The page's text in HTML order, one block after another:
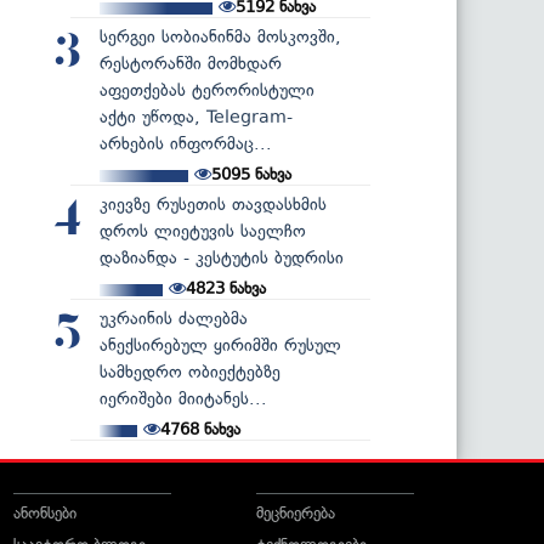
5192 ნახვა
3
სერგეი სობიანინმა მოსკოვში,
რესტორანში მომხდარ
აფეთქებას ტერორისტული
აქტი უწოდა, Telegram-
არხების ინფორმაც...
5095ნახვა
4
კიევზე რუსეთის თავდასხმის
დროს ლიეტუვის საელჩო
დაზიანდა - კესტუტის ბუდრისი
4823ნახვა
5
უკრაინის ძალებმა
ანექსირებულ ყირიმში რუსულ
სამხედრო ობიექტებზე
იერიშები მიიტანეს...
4768 ნახვა
ანონსები
მეცნიერება